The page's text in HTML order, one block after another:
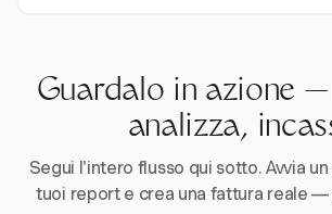
Guardalo in azione
analizza,
Segui l'intero flusso qui sotto. Avvia
tuoi report e crea una fattura reale